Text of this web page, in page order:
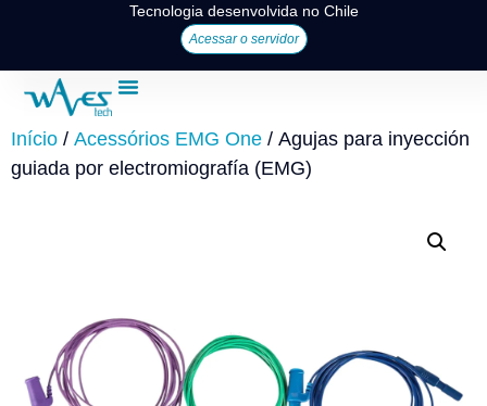
Tecnologia desenvolvida no Chile
Acessar o servidor
Início / Acessórios EMG One / Agujas para inyección
guiada por electromiografía (EMG)